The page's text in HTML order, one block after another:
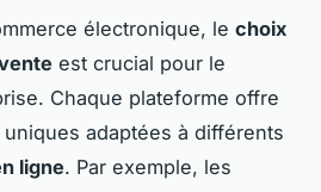
électronique, le choix
est crucial pour le
Chaque plateforme offre
adaptées à différents
ligne. Par exemple, les